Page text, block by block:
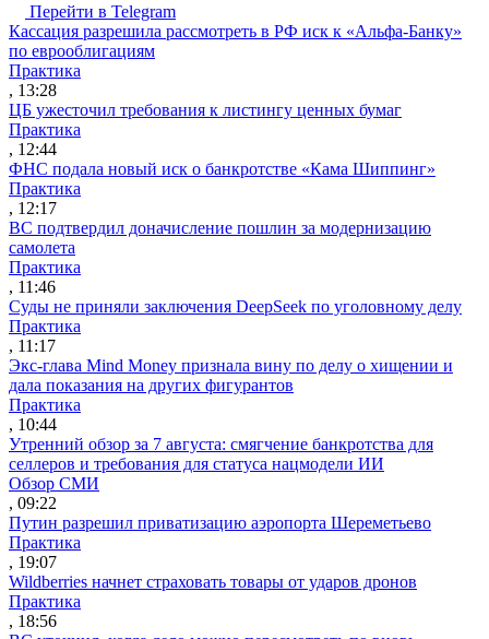
Перейти в Telegram
Кассация разрешила рассмотреть в РФ иск к «Альфа-Банку»
по еврооблигациям
Практика
, 13:28
ЦБ ужесточил требования к листингу ценных бумаг
Практика
, 12:44
ФНС подала новый иск о банкротстве «Кама Шиппинг»
Практика
, 12:17
ВС подтвердил доначисление пошлин за модернизацию
самолета
Практика
, 11:46
Суды не приняли заключения DeepSeek по уголовному делу
Практика
, 11:17
Экс-глава Mind Money признала вину по делу о хищении и
дала показания на других фигурантов
Практика
, 10:44
Утренний обзор за 7 августа: смягчение банкротства для
селлеров и требования для статуса нацмодели ИИ
Обзор СМИ
, 09:22
Путин разрешил приватизацию аэропорта Шереметьево
Практика
, 19:07
Wildberries начнет страховать товары от ударов дронов
Практика
, 18:56